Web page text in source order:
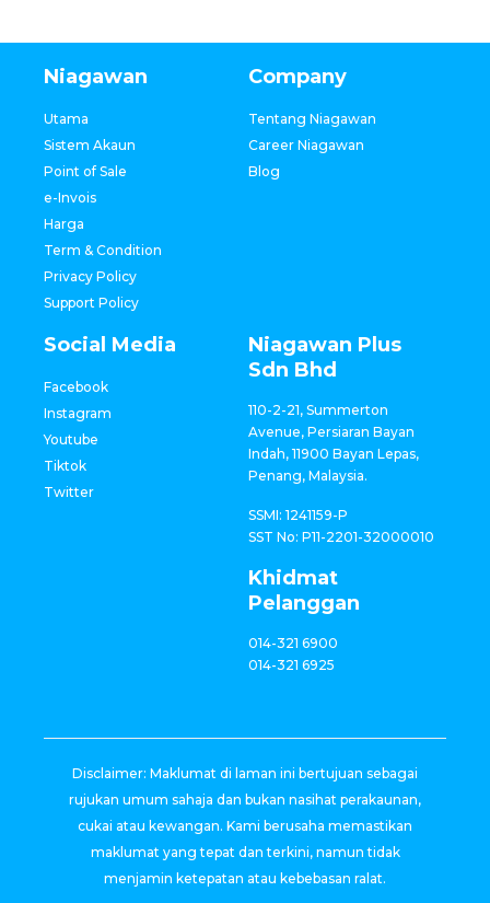
Niagawan
Utama
Sistem Akaun
Point of Sale
e-Invois
Harga
Term & Condition
Privacy Policy
Support Policy
Company
Tentang Niagawan
Career Niagawan
Blog
Social Media
Facebook
Instagram
Youtube
Tiktok
Twitter
Niagawan Plus
Sdn Bhd
110-2-21, Summerton
Avenue, Persiaran Bayan
Indah, 11900 Bayan Lepas,
Penang, Malaysia.
SSMI: 1241159-P
SST No: P11-2201-32000010
Khidmat
Pelanggan
014-321 6900
014-321 6925
Disclaimer: Maklumat di laman ini bertujuan sebagai
rujukan umum sahaja dan bukan nasihat perakaunan,
cukai atau kewangan. Kami berusaha memastikan
maklumat yang tepat dan terkini, namun tidak
menjamin ketepatan atau kebebasan ralat.